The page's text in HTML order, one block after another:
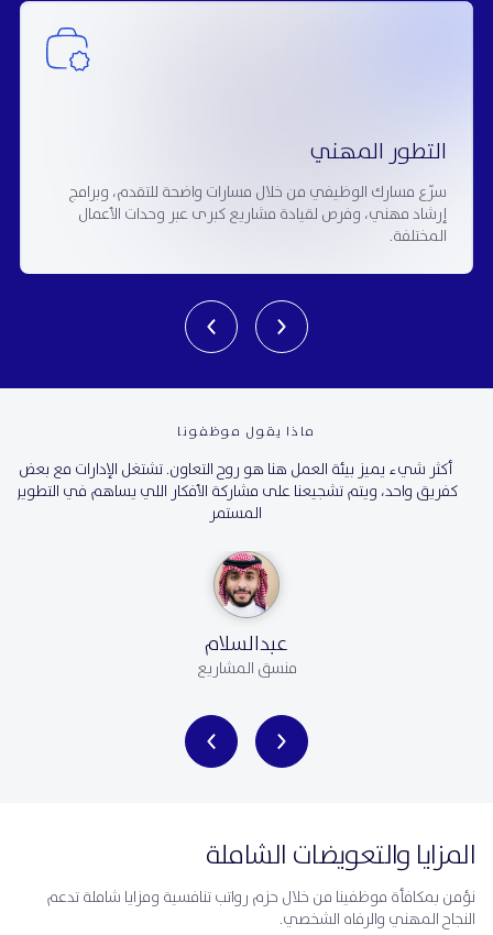
التطور المهني
سرّع مسارك الوظيفي من خلال مسارات واضحة للتقدم، وبرامج
إرشاد مهني، وفرص لقيادة مشاريع كبرى عبر وحدات الأعمال
المختلفة.
عبدالسلام
منسق المشاريع
ماذا يقول موظفونا
أكثر شيء يميز بيئة العمل هنا هو روح التعاون. تشتغل الإدارات مع بعض
كفريق واحد، ويتم تشجيعنا على مشاركة الأفكار اللي يساهم في التطوير
المستمر
المزايا والتعويضات الشاملة
نؤمن بمكافأة موظفينا من خلال حزم رواتب تنافسية ومزايا شاملة تدعم
النجاح المهني والرفاه الشخصي.